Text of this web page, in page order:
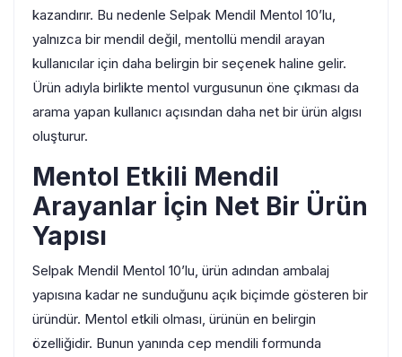
kazandırır. Bu nedenle Selpak Mendil Mentol 10’lu,
yalnızca bir mendil değil, mentollü mendil arayan
kullanıcılar için daha belirgin bir seçenek haline gelir.
Ürün adıyla birlikte mentol vurgusunun öne çıkması da
arama yapan kullanıcı açısından daha net bir ürün algısı
oluşturur.
Mentol Etkili Mendil
Arayanlar İçin Net Bir Ürün
Yapısı
Selpak Mendil Mentol 10’lu, ürün adından ambalaj
yapısına kadar ne sunduğunu açık biçimde gösteren bir
üründür. Mentol etkili olması, ürünün en belirgin
özelliğidir. Bunun yanında cep mendili formunda